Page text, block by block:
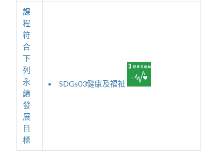
課
程
符
合
下
列
永
續
發
展
目
標
SDGs03健康及福祉